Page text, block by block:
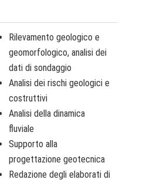
Rilevamento geologico e
geomorfologico, analisi dei
dati di sondaggio
Analisi dei rischi geologici e
costruttivi
Analisi della dinamica
fluviale
Supporto alla
progettazione geotecnica
Redazione degli elaborati di